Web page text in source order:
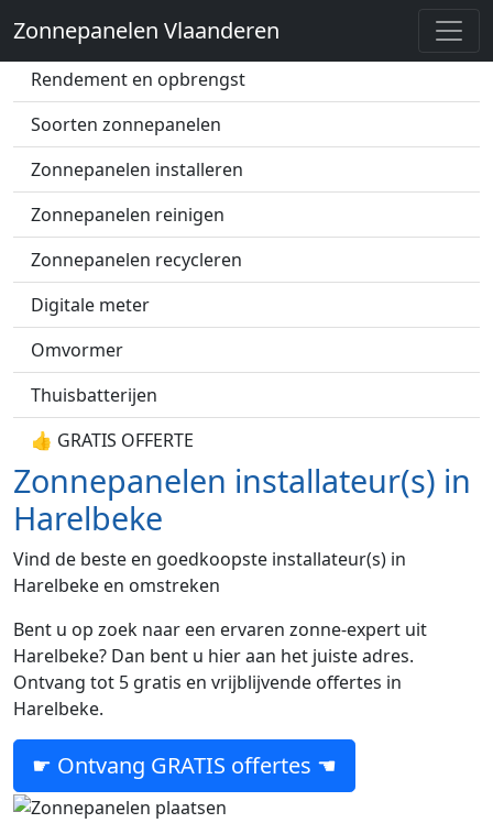
Zonnepanelen Vlaanderen
Zonnepanelen prijs
Rendement en opbrengst
Soorten zonnepanelen
Zonnepanelen installeren
Zonnepanelen reinigen
Zonnepanelen recycleren
Digitale meter
Omvormer
Thuisbatterijen
👍 GRATIS OFFERTE
Zonnepanelen installateur(s) in
Harelbeke
Vind de beste en goedkoopste installateur(s) in
Harelbeke en omstreken
Bent u op zoek naar een ervaren zonne-expert uit
Harelbeke? Dan bent u hier aan het juiste adres.
Ontvang tot 5 gratis en vrijblijvende offertes in
Harelbeke.
☛ Ontvang GRATIS offertes ☚